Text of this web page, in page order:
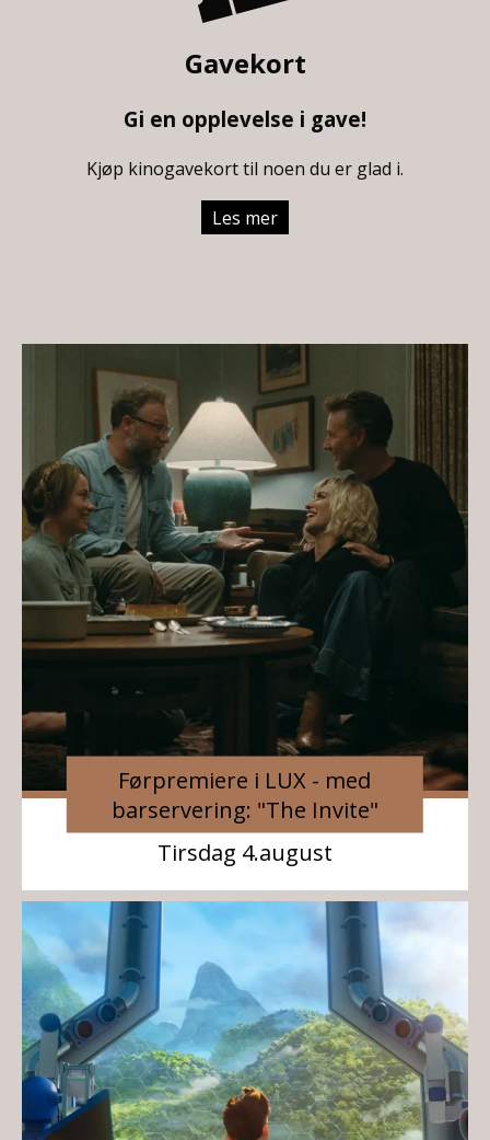
Gavekort
Gi en opplevelse i gave!
Kjøp kinogavekort til noen du er glad i.
Les mer
Førpremiere i LUX - med
barservering: "The Invite"
Tirsdag 4.august